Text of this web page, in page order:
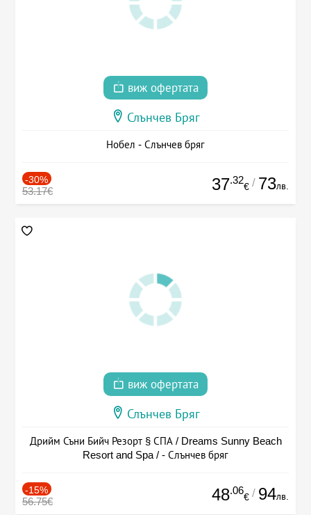
виж офертата
Слънчев Бряг
Нобел - Слънчев бряг
-30%
53.17€ 37.32
€ / 73лв.
виж офертата
Слънчев Бряг
Дрийм Съни Бийч Резорт § СПА / Dreams Sunny Beach
Resort and Spa / - Слънчев бряг
-15%
56.75€ 48.06
€ / 94лв.